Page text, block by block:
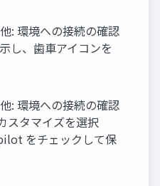
: 環境への接続の確認
し、歯車アイコンを
: 環境への接続の確認
スタマイズを選択
をチェックして保